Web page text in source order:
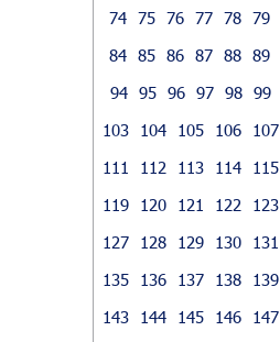
74 75 76 77 78 79
84 85 86 87 88 89
94 95 96 97 98 99
103
104 105 106 107
111
112 113 114 115
119
120 121 122 123
127
128 129 130 131
135
136 137 138 139
143
144 145 146 147